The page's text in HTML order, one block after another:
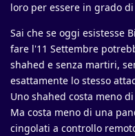
loro per essere in grado
Sai che se oggi esistesse
fare l'11 Settembre
shahed e senza martiri,
esattamente lo stesso
Uno shahed costa meno
Ma costa meno di una
cingolati a controllo